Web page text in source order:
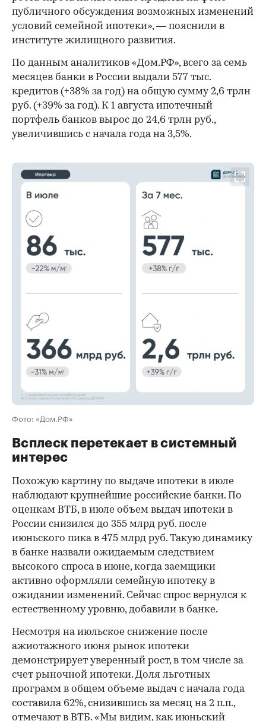
публичного обсуждения возможных изменений
условий семейной ипотеки», — пояснили в
институте жилищного развития.
По данным аналитиков «Дом.РФ», всего за семь
месяцев банки в России выдали 577 тыс.
кредитов (+38% за год) на общую сумму 2,6 трлн
руб. (+39% за год). К 1 августа ипотечный
портфель банков вырос до 24,6 трлн руб.,
увеличившись с начала года на 3,5%.
Фото: «Дом.РФ»
Всплеск перетекает в системный
интерес
Похожую картину по выдаче ипотеки в июле
наблюдают крупнейшие российские банки. По
оценкам ВТБ, в июле объем выдач ипотеки в
России снизился до 355 млрд руб. после
июньского пика в 475 млрд руб. Такую динамику
в банке назвали ожидаемым следствием
высокого спроса в июне, когда заемщики
активно оформляли семейную ипотеку в
ожидании изменений. Сейчас спрос вернулся к
естественному уровню, добавили в банке.
Несмотря на июльское снижение после
ажиотажного июня рынок ипотеки
демонстрирует уверенный рост, в том числе за
счет рыночной ипотеки. Доля льготных
программ в общем объеме выдач с начала года
составила 62%, снизившись за месяц на 2 п.п.,
отмечают в ВТБ. «Мы видим, как июньский